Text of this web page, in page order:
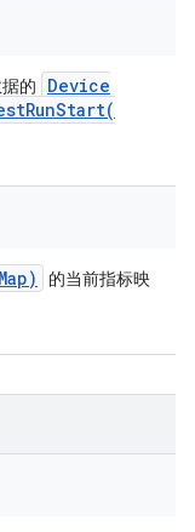
的
Device
Map)
的当前指标映